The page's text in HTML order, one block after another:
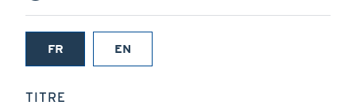
FR
(onglet
EN
TITRE